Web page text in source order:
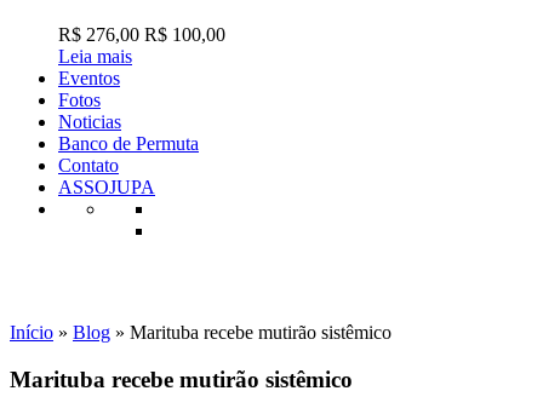
R$ 276,00 R$ 100,00
Leia mais
Eventos
Fotos
Noticias
Banco de Permuta
Contato
ASSOJUPA
Início » Blog » Marituba recebe mutirão sistêmico
Marituba recebe mutirão sistêmico